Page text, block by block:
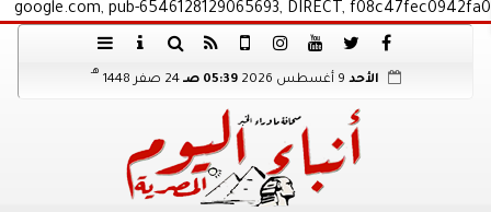
google.com, pub-6546128129065693, DIRECT, f08c47fec0942fa0
الأحد 05:39 صـ 24 صفر 1448
هـ